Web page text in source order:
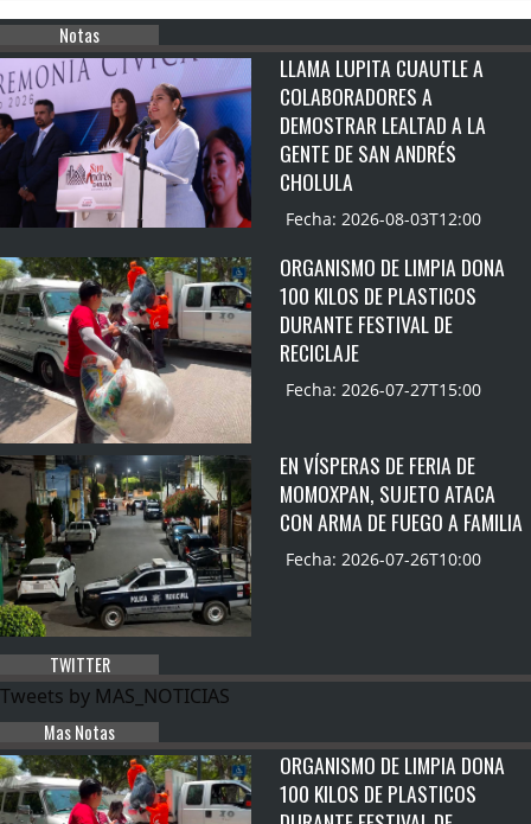
Notas
LLAMA LUPITA CUAUTLE A
COLABORADORES A
DEMOSTRAR LEALTAD A LA
GENTE DE SAN ANDRÉS
CHOLULA
Fecha: 2026-08-03T12:00
ORGANISMO DE LIMPIA DONA
100 KILOS DE PLASTICOS
DURANTE FESTIVAL DE
RECICLAJE
Fecha: 2026-07-27T15:00
EN VÍSPERAS DE FERIA DE
MOMOXPAN, SUJETO ATACA
CON ARMA DE FUEGO A FAMILIA
Fecha: 2026-07-26T10:00
TWITTER
Tweets by MAS_NOTICIAS
Mas Notas
ORGANISMO DE LIMPIA DONA
100 KILOS DE PLASTICOS